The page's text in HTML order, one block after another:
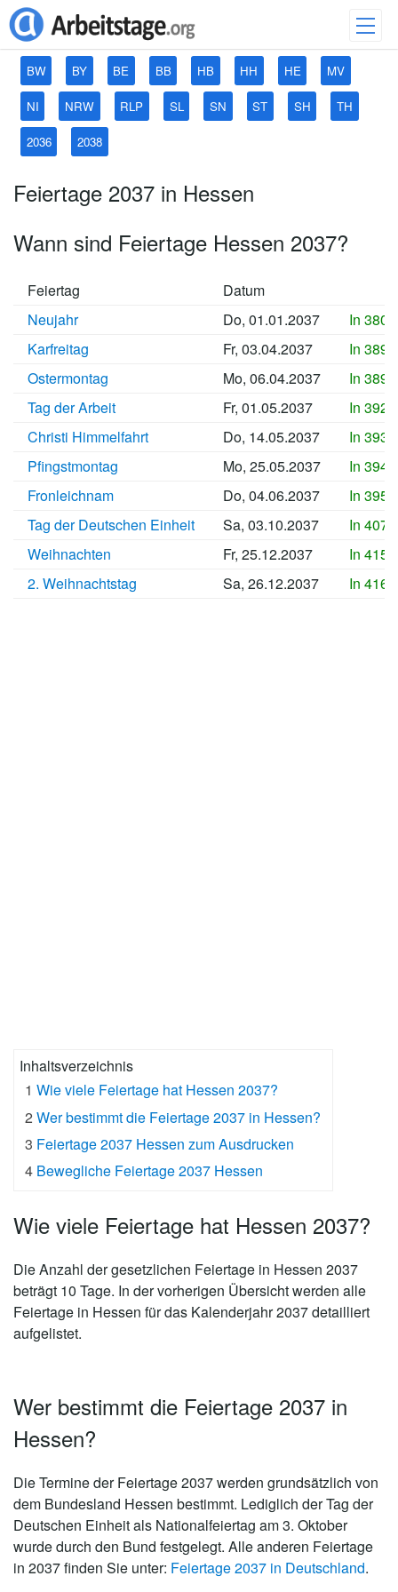
BW BY BE BB HB HH HE MV
NI NRW RLP SL SN ST SH TH
2036 2038
Feiertage 2037 in Hessen
Wann sind Feiertage Hessen 2037?
Feiertag
Datum
Neujahr
Do, 01.01.2037
In
Karfreitag
Fr, 03.04.2037
In
Ostermontag
Mo, 06.04.2037
In
Tag der Arbeit
Fr, 01.05.2037
In
Christi Himmelfahrt
Do, 14.05.2037
In
Pfingstmontag
Mo, 25.05.2037
In
Fronleichnam
Do, 04.06.2037
In
Tag der Deutschen Einheit
Sa, 03.10.2037
In
Weihnachten
Fr, 25.12.2037
In
2. Weihnachtstag
Sa, 26.12.2037 In
Inhaltsverzeichnis
1 Wie viele Feiertage hat Hessen 2037?
2 Wer bestimmt die Feiertage 2037 in Hessen?
3 Feiertage 2037 Hessen zum Ausdrucken
4 Bewegliche Feiertage 2037 Hessen
Wie viele Feiertage hat Hessen 2037?
Die Anzahl der gesetzlichen Feiertage in Hessen 2037
beträgt 10 Tage. In der vorherigen Übersicht werden alle
Feiertage in Hessen für das Kalenderjahr 2037 detailliert
aufgelistet.
Wer bestimmt die Feiertage 2037 in
Hessen?
Die Termine der Feiertage 2037 werden grundsätzlich von
dem Bundesland Hessen bestimmt. Lediglich der Tag der
Deutschen Einheit als Nationalfeiertag am 3. Oktober
wurde durch den Bund festgelegt. Alle anderen Feiertage
in 2037 finden Sie unter: Feiertage 2037 in Deutschland.